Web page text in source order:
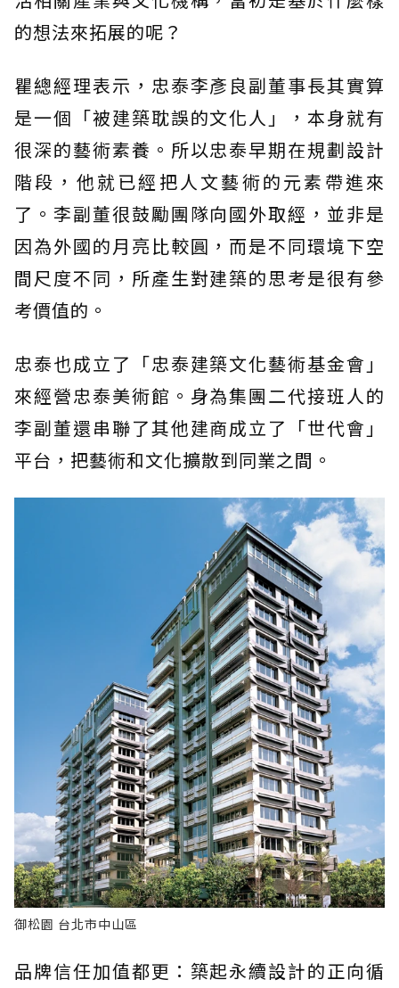
的想法來拓展的呢？
瞿總經理表示，忠泰李彥良副董事長其實算
是一個「被建築耽誤的文化人」，本身就有
很深的藝術素養。所以忠泰早期在規劃設計
階段，他就已經把人文藝術的元素帶進來
了。李副董很鼓勵團隊向國外取經，並非是
因為外國的月亮比較圓，而是不同環境下空
間尺度不同，所產生對建築的思考是很有參
考價值的。
忠泰也成立了「忠泰建築文化藝術基金會」
來經營忠泰美術館。身為集團二代接班人的
李副董還串聯了其他建商成立了「世代會」
平台，把藝術和文化擴散到同業之間。
御松園 台北市中山區
品牌信任加值都更：築起永續設計的正向循